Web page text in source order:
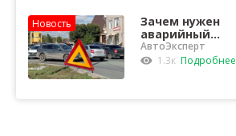
Новость
Зачем нужен
аварийный
комиссар?
АвтоЭксперт
1.3к Подробнее